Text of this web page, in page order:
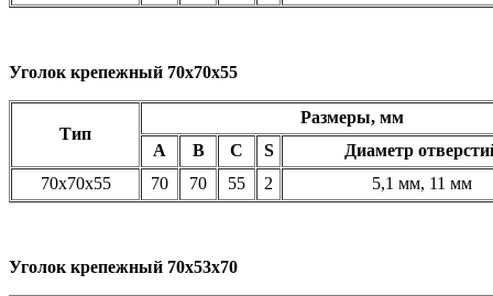
Уголок крепежный 70х70х55
Тип
Размеры, мм
A
B C S
Диаметр
70х70х55
70 70 55 2 5,1 мм, 11 мм
Уголок крепежный 70х53х70